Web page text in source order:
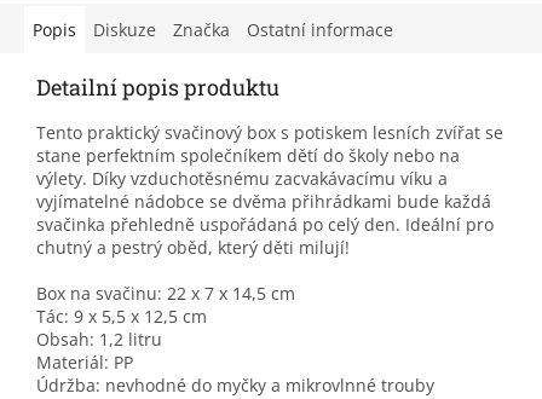
Popis Diskuze Značka Ostatní informace
Detailní popis produktu
Tento praktický svačinový box s potiskem lesních zvířat se
stane perfektním společníkem dětí do školy nebo na
výlety. Díky vzduchotěsnému zacvakávacímu víku a
vyjímatelné nádobce se dvěma přihrádkami bude každá
svačinka přehledně uspořádaná po celý den. Ideální pro
chutný a pestrý oběd, který děti milují!
Box na svačinu: 22 x 7 x 14,5 cm
Tác: 9 x 5,5 x 12,5 cm
Obsah: 1,2 litru
Materiál: PP
Údržba: nevhodné do myčky a mikrovlnné trouby